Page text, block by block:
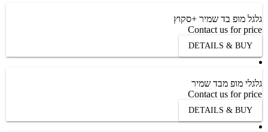
גלגל מופ בד שמיר +סקוץ
Contact us for price
DETAILS & BUY
גלגלי מופ מבד שמיר
Contact us for price
DETAILS & BUY